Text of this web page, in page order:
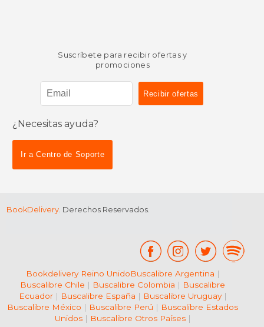
Suscríbete para recibir ofertas y
promociones
¿Necesitas ayuda?
Ir a Centro de Soporte
BookDelivery . Derechos Reservados.
Bookdelivery Reino UnidoBuscalibre Argentina |
Buscalibre Chile | Buscalibre Colombia | Buscalibre
Ecuador| Buscalibre España | Buscalibre Uruguay|
Buscalibre México | Buscalibre Perú | Buscalibre Estados
Unidos| Buscalibre Otros Países|